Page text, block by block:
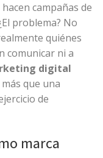
campañas de
problema? No
quiénes
comunicar ni a
digital
que una
de
marca